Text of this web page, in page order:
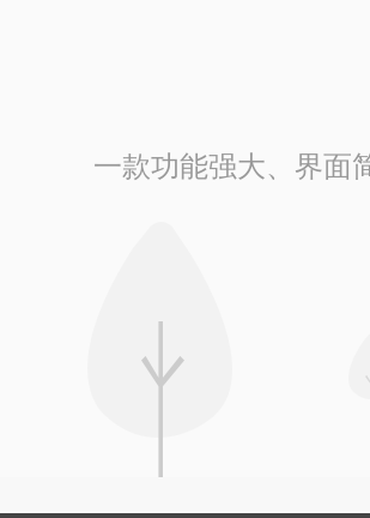
一款功能强大、界面